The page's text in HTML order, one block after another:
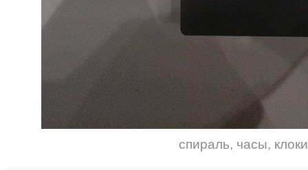
спираль, часы, клоки